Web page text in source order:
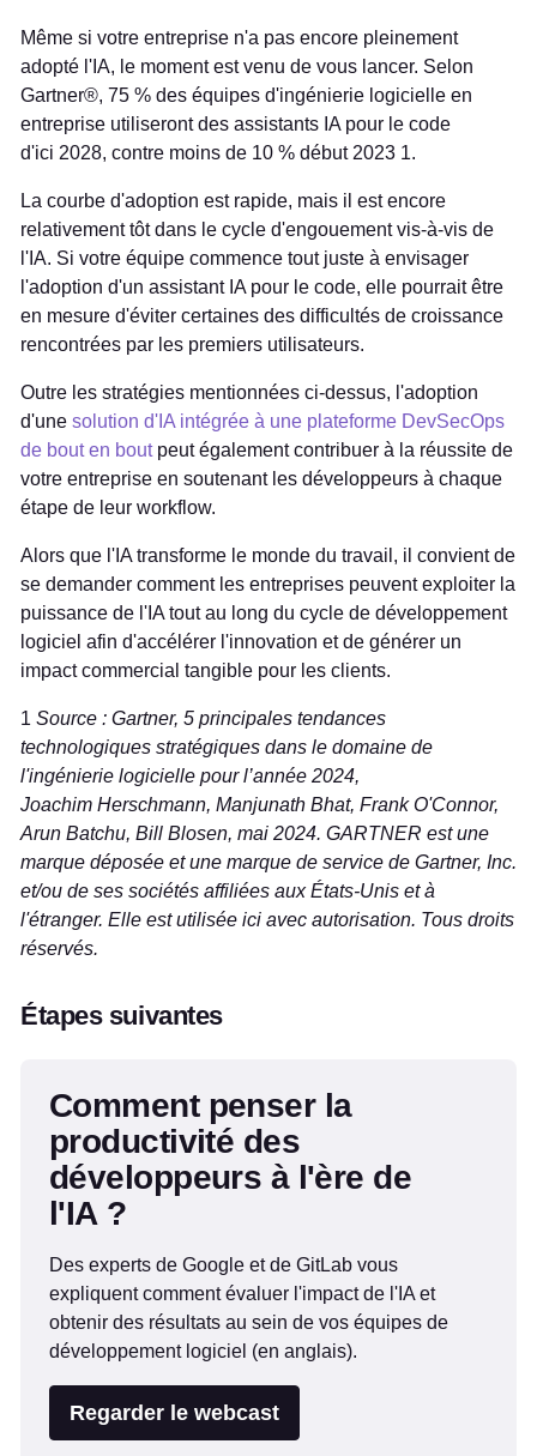
Même si votre entreprise n'a pas encore pleinement
adopté l'IA, le moment est venu de vous lancer. Selon
Gartner®, 75 % des équipes d'ingénierie logicielle en
entreprise utiliseront des assistants IA pour le code
d'ici 2028, contre moins de 10 % début 2023 1.
La courbe d'adoption est rapide, mais il est encore
relativement tôt dans le cycle d'engouement vis-à-vis de
l'IA. Si votre équipe commence tout juste à envisager
l'adoption d'un assistant IA pour le code, elle pourrait être
en mesure d'éviter certaines des difficultés de croissance
rencontrées par les premiers utilisateurs.
Outre les stratégies mentionnées ci-dessus, l'adoption
d'une solution d'IA intégrée à une plateforme DevSecOps
de bout en boutpeut également contribuer à la réussite de
votre entreprise en soutenant les développeurs à chaque
étape de leur workflow.
Alors que l'IA transforme le monde du travail, il convient de
se demander comment les entreprises peuvent exploiter la
puissance de l'IA tout au long du cycle de développement
logiciel afin d'accélérer l'innovation et de générer un
impact commercial tangible pour les clients.
1 Source : Gartner, 5 principales tendances
technologiques stratégiques dans le domaine de
l'ingénierie logicielle pour l’année 2024,
Joachim Herschmann, Manjunath Bhat, Frank O'Connor,
Arun Batchu, Bill Blosen, mai 2024. GARTNER est une
marque déposée et une marque de service de Gartner, Inc.
et/ou de ses sociétés affiliées aux États-Unis et à
l'étranger. Elle est utilisée ici avec autorisation. Tous droits
réservés.
Étapes suivantes
Comment penser la
productivité des
développeurs à l'ère de
l'IA ?
Des experts de Google et de GitLab vous
expliquent comment évaluer l'impact de l'IA et
obtenir des résultats au sein de vos équipes de
développement logiciel (en anglais).
Regarder le webcast